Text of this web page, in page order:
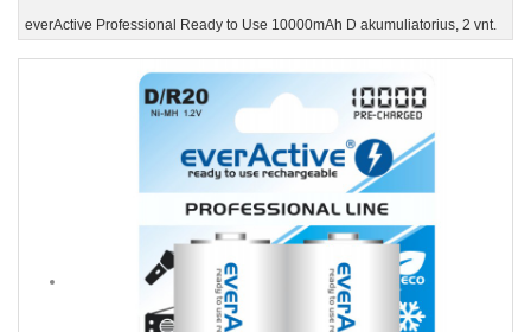
everActive Professional Ready to Use 10000mAh D akumuliatorius, 2 vnt.